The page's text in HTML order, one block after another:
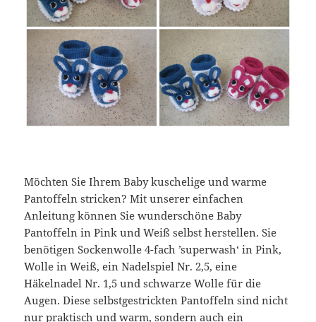
Möchten Sie Ihrem Baby kuschelige und warme
Pantoffeln stricken? Mit unserer einfachen
Anleitung können Sie wunderschöne Baby
Pantoffeln in Pink und Weiß selbst herstellen. Sie
benötigen Sockenwolle 4-fach ’superwash‘ in Pink,
Wolle in Weiß, ein Nadelspiel Nr. 2,5, eine
Häkelnadel Nr. 1,5 und schwarze Wolle für die
Augen. Diese selbstgestrickten Pantoffeln sind nicht
nur praktisch und warm, sondern auch ein